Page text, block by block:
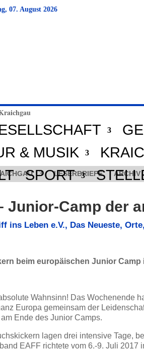
07. August 2026
& MUSIK
SPORTLESERBRIEFE ARCHIV
Junior-Camp der
ins Leben e.V., Das Neueste, Orte,
beim europäischen Junior Camp
Wahnsinn! Das Wochenende
Europa gemeinsam der
Ende des Junior Camps.
lagen drei intensive Tage,
EAFF richtete vom 6.-9. Juli